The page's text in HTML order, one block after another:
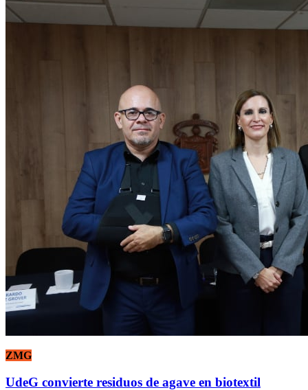
ZMG
UdeG convierte residuos de agave en biotextil